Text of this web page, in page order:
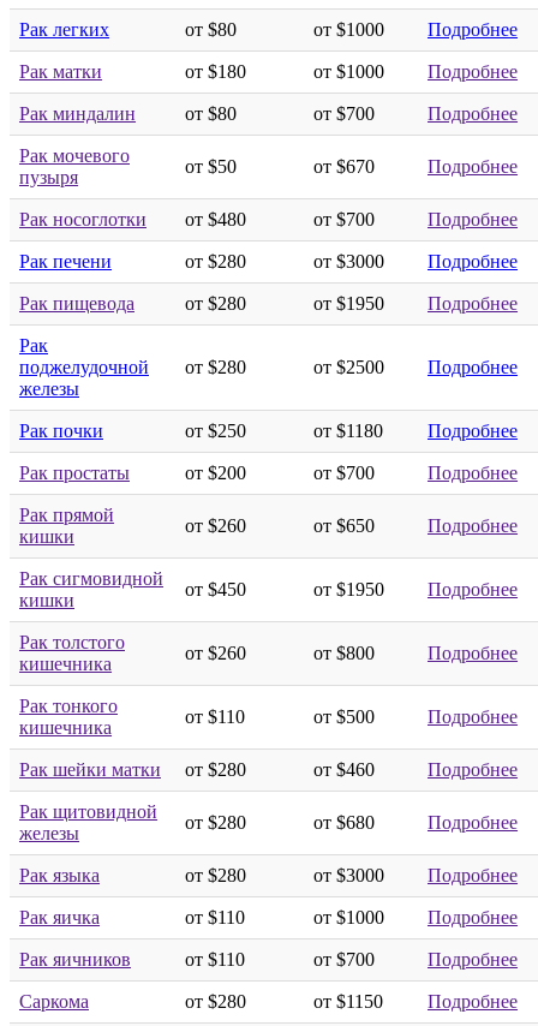
Рак легких от $80 от $1000 Подробнее
Рак матки от $180 от $1000 Подробнее
Рак миндалин от $80 от $700 Подробнее
Рак мочевого
пузыря
от $50 от $670 Подробнее
Рак носоглотки от $480 от $700 Подробнее
Рак печени от $280 от $3000 Подробнее
Рак пищевода от $280 от $1950 Подробнее
Рак
поджелудочной
железы
от $280 от $2500 Подробнее
Рак почки от $250 от $1180 Подробнее
Рак простаты от $200 от $700 Подробнее
Рак прямой
кишки
от $260 от $650 Подробнее
Рак сигмовидной
кишки
от $450 от $1950 Подробнее
Рак толстого
кишечника
от $260 от $800 Подробнее
Рак тонкого
кишечника
от $110 от $500 Подробнее
Рак шейки матки от $280 от $460 Подробнее
Рак щитовидной
железы
от $280 от $680 Подробнее
Рак языка от $280 от $3000 Подробнее
Рак яичка от $110 от $1000 Подробнее
Рак яичников от $110 от $700 Подробнее
Саркома от $280 от $1150 Подробнее